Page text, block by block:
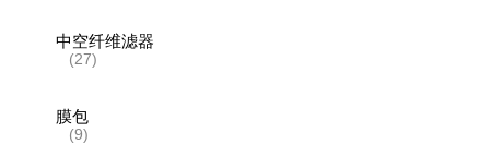
中空纤维滤器
(27)
膜包
(9)